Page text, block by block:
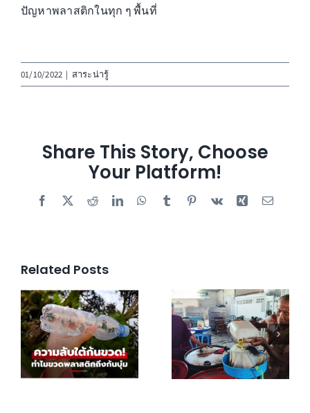
ปัญหาพลาสติกในทุก ๆ พื้นที่
01/10/2022 | สาระน่ารู้
Share This Story, Choose
Your Platform!
Facebook
X RedditLinkedInWhatsApp
Tumblr Pinterest
Vk Xing Email
Related Posts